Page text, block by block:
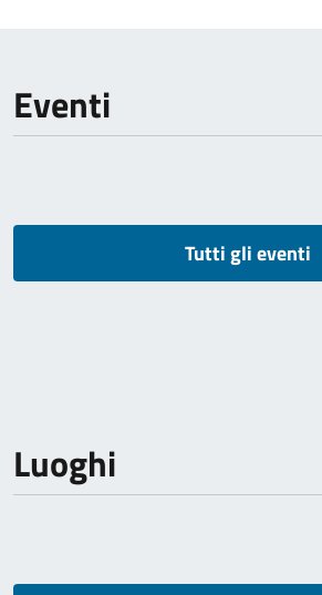
Eventi
Tutti gli eventi
Luoghi